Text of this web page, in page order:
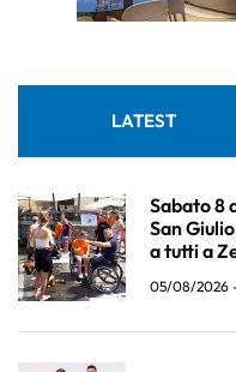
LATEST
Sabato 8
San
a tutti a
05/08/2026 -